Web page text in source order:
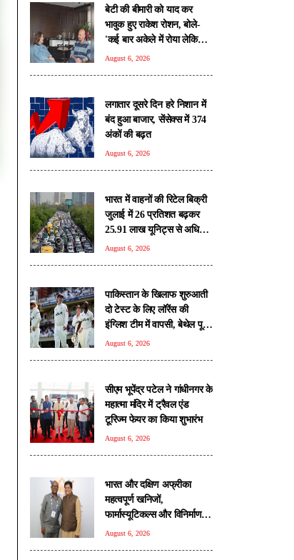
बेटी की बीमारी को याद कर
भावुक हुए राकेश रोशन, बोले-
'कई बार अकेले में रोया लेकिन
उसके सामने हमेशा मुस्कुराया'
August 6, 2026
लगातार दूसरे दिन हरे निशान में
बंद हुआ बाजार, सेंसेक्स में 374
अंकों की बढ़त
August 6, 2026
भारत में वाहनों की रिटेल बिक्री
जुलाई में 26 प्रतिशत बढ़कर
25.91 लाख यूनिट्स से अधिक
रही
August 6, 2026
पाकिस्तान के खिलाफ शुरुआती
दो टेस्ट के लिए लॉरेंस की
इंग्लिश टीम में वापसी, बेथेल पूरी
सीरीज से बाहर
August 6, 2026
सीएम भूपेंद्र पटेल ने गांधीनगर के
महात्मा मंदिर में ट्रैवल एंड
टूरिज्म फेयर का किया शुभारंभ
August 6, 2026
भारत और दक्षिण अफ्रीका
महत्वपूर्ण खनिजों,
फार्मास्यूटिकल्स और विनिर्माण
क्षेत्र में सहयोग का विस्तार
August 6, 2026